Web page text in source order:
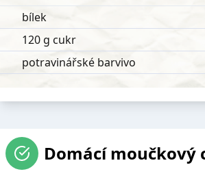
bílek
120 g cukr
potravinářské barvivo
Domácí moučkový